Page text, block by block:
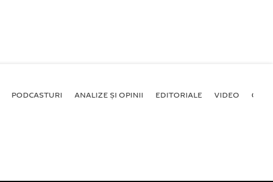
PODCASTURI ANALIZE ȘI OPINII EDITORIALE VIDEO